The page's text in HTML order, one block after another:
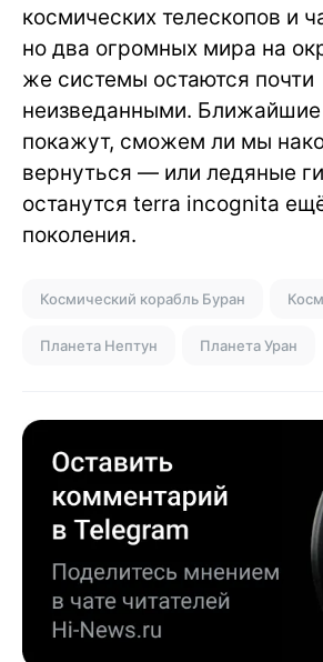
космических телескопов и
но два огромных мира на
же системы остаются почти
неизведанными. Ближайшие
покажут, сможем ли мы
вернуться — или ледяные
останутся terra incognita
поколения.
Космический корабль Буран
Планета Нептун Планета Уран